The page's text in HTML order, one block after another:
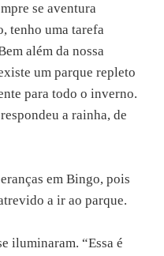
se aventura
tenho uma tarefa
além da nossa
um parque repleto
para todo o inverno.
a rainha, de
em Bingo, pois
a ir ao parque.
iluminaram. “Essa é